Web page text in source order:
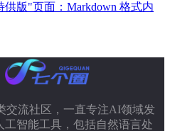
供版"页面：Markdown 格式内
流社区，一直专注AI领域发
智能工具，包括自然语言处